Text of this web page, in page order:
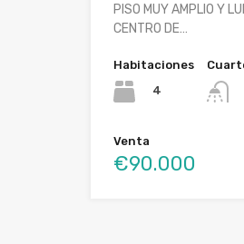
PISO MUY AMPLIO Y
CENTRO DE…
Habitaciones
4
Venta
€90.000